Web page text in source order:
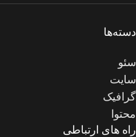
دسته‌ها
سئو
سایت
گرافیک
محتوا
راه های ارتباطی